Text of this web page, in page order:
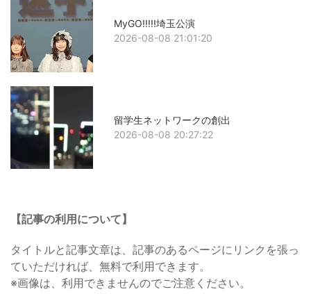
MyGO!!!!!埼玉公演
2026-08-08 21:01:20
留学生ネットワークの創出
2026-08-08 20:27:22
【記事の利用について】
タイトルと記事文章は、記事のあるページにリンクを張っ
ていただければ、無料で利用できます。
※画像は、利用できませんのでご注意ください。